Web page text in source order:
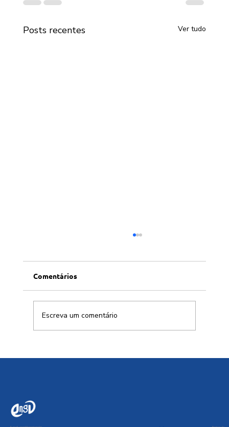
Posts recentes Ver tudo
Comentários
Escreva um comentário